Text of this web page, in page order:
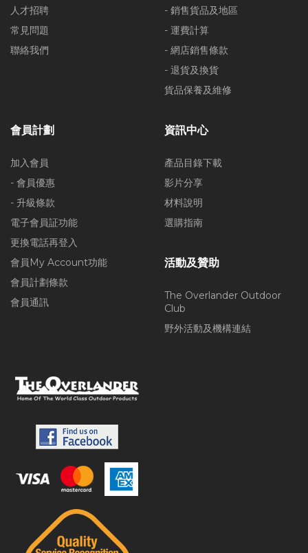
人才招聘
常見問題
聯絡我們
- 銷售貨品及地區
- 運費計算
- 網店銷售條款
- 退貨及換貨
貨品保養及維修
會員計劃
加入會員
- 會員優惠
- 升級條款
電子會員証功能
更換電話再登入
會員My Account功能
會員計劃條款
會員通訊
資訊中心
產品目錄下載
影片分享
材料說明
選購指南
活動及贊助
The Overlander Outdoor
Club
野外活動及機構連結